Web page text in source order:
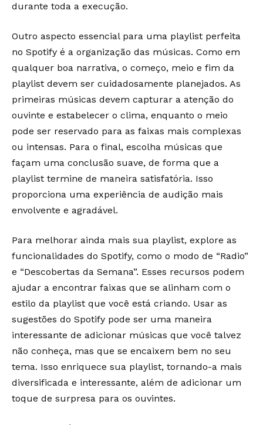
durante toda a execução.
Outro aspecto essencial para uma playlist perfeita
no Spotify é a organização das músicas. Como em
qualquer boa narrativa, o começo, meio e fim da
playlist devem ser cuidadosamente planejados. As
primeiras músicas devem capturar a atenção do
ouvinte e estabelecer o clima, enquanto o meio
pode ser reservado para as faixas mais complexas
ou intensas. Para o final, escolha músicas que
façam uma conclusão suave, de forma que a
playlist termine de maneira satisfatória. Isso
proporciona uma experiência de audição mais
envolvente e agradável.
Para melhorar ainda mais sua playlist, explore as
funcionalidades do Spotify, como o modo de “Radio”
e “Descobertas da Semana”. Esses recursos podem
ajudar a encontrar faixas que se alinham com o
estilo da playlist que você está criando. Usar as
sugestões do Spotify pode ser uma maneira
interessante de adicionar músicas que você talvez
não conheça, mas que se encaixem bem no seu
tema. Isso enriquece sua playlist, tornando-a mais
diversificada e interessante, além de adicionar um
toque de surpresa para os ouvintes.